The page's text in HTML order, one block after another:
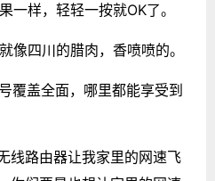
一样，轻轻一按就OK了。
像四川的腊肉，香喷喷的。
覆盖全面，哪里都能享受到
线路由器让我家里的网速飞